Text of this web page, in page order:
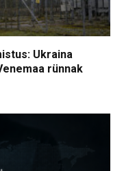
Ukraina
rünnak